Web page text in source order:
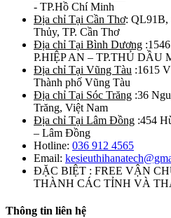
- TP.Hồ Chí Minh
Địa chỉ Tại Cần Thơ: QL91B,
Thủy, TP. Cần Thơ
Địa chỉ Tại Bình Dương
P.HIỆP AN – TP.THỦ DẦU
Địa chỉ Tại Vũng Tàu :1615
Thành phố Vũng Tàu
Địa chỉ Tại Sóc Trăng :36
Trăng, Việt Nam
Địa chỉ Tại Lâm Đồng :454
– Lâm Đồng
Hotline: 036 912 4565
Email:
ĐẶC BIỆT : FREE VẬN
THÀNH CÁC TỈNH VÀ
Thông tin liên hệ